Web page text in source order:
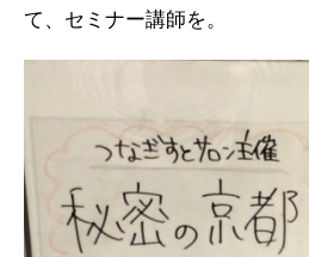
て、セミナー講師を。